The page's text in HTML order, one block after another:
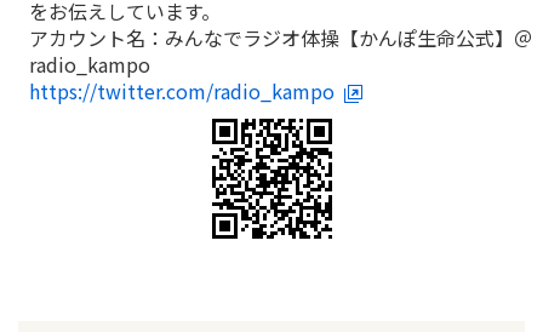
をお伝えしています。
アカウント名：みんなでラジオ体操【かんぽ生命公式】＠
radio_kampo
https://twitter.com/radio_kampo